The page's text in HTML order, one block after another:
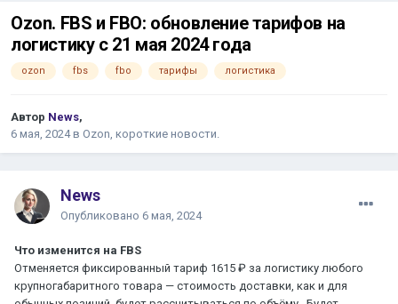
Ozon. FBS и FBO: обновление тарифов на
логистику с 21 мая 2024 года
ozon fbs fbo тарифы логистика
Автор News,
6 мая, 2024в Ozon, короткие новости.
News
Опубликовано 6 мая, 2024
Что изменится на FBS
Отменяется фиксированный тариф 1615 ₽ за логистику любого
крупногабаритного товара — стоимость доставки, как и для